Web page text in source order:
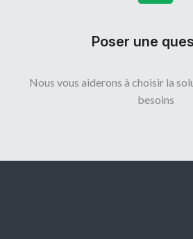
Poser une
Nous vous aiderons à choisir la
besoins